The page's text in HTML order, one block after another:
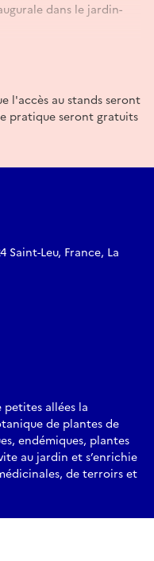
dans le jardin-
Fèy, Flèr, Rasine
la kour — échanges
artistes invité·es
Kour Tabisman avec
péï avec BaristaRun
» (création /
— Gratuit (jeune
la kour (plantes,
(Ecole du jardin
» (expérimentation
Cathy Cancade —
• torréfaction •
(à partir de 15 ans)
plantes (création /
offert)
l'accès au stands seront
pratique seront gratuits
Saint-Leu, France, La
allées la
de plantes de
endémiques, plantes
au jardin et s’enrichie
de terroirs et